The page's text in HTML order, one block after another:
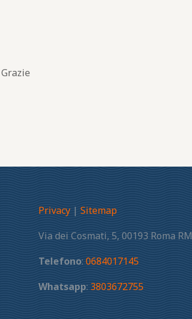
Privacy| Sitemap
Via dei Cosmati, 5, 00193 Roma RM
Telefono: 0684017145
Whatsapp: 3803672755